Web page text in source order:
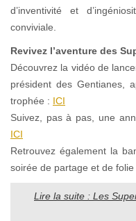
d’inventivité et
conviviale.
Revivez l’aventure des
Découvrez la vidéo de
président des Gentianes,
trophée : ICI
Suivez, pas à pas, une
ICI
Retrouvez également la
soirée de partage et de folie
Lire la suite : Les